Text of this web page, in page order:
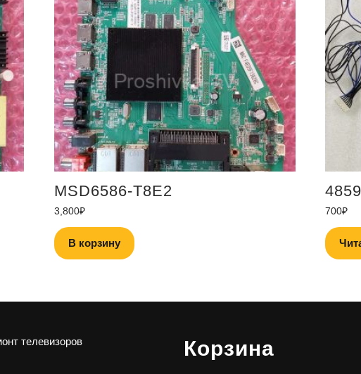
MSD6586-T8E2
3,800₽
В корзину
700₽
телевизоров Корзина